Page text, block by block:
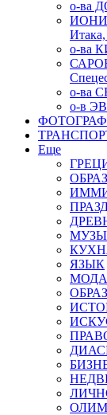
о-ва
о-ва
о-ва
о-в
Еще
ЯЗЫК
МОДА